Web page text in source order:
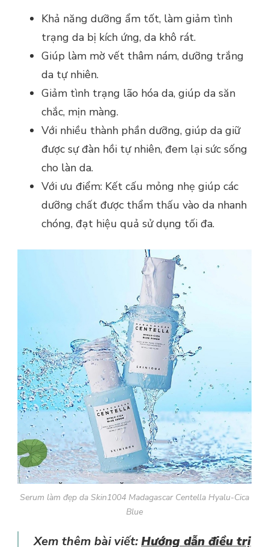
Khả năng dưỡng ẩm tốt, làm giảm tình
trạng da bị kích ứng, da khô rát.
Giúp làm mờ vết thâm nám, dưỡng trắng
da tự nhiên.
Giảm tình trạng lão hóa da, giúp da săn
chắc, mịn màng.
Với nhiều thành phần dưỡng, giúp da giữ
được sự đàn hồi tự nhiên, đem lại sức sống
cho làn da.
Với ưu điểm: Kết cấu mỏng nhẹ giúp các
dưỡng chất được thẩm thấu vào da nhanh
chóng, đạt hiệu quả sử dụng tối đa.
Serum làm đẹp da Skin1004 Madagascar Centella Hyalu-Cica
Blue
Xem thêm bài viết:Hướng dẫn điều trị